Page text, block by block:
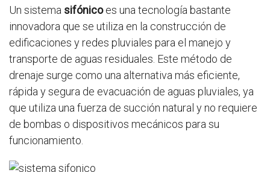
Un sistema sifónicoes una tecnología bastante
innovadora que se utiliza en la construcción de
edificaciones y redes pluviales para el manejo y
transporte de aguas residuales. Este método de
drenaje surge como una alternativa más eficiente,
rápida y segura de evacuación de aguas pluviales, ya
que utiliza una fuerza de succión natural y no requiere
de bombas o dispositivos mecánicos para su
funcionamiento.